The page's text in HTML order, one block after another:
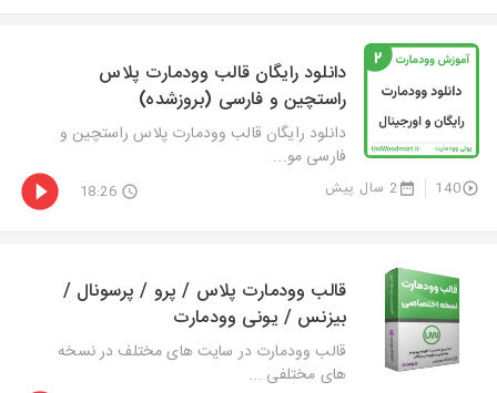
دانلود رایگان قالب وودمارت پلاس
راستچین و فارسی (بروزشده)
دانلود رایگان قالب وودمارت پلاس راستچین و
فارسی مو...
140 2 سال پیش 18:26
قالب وودمارت پلاس / پرو / پرسونال /
بیزنس / یونی وودمارت
قالب وودمارت در سایت های مختلف در نسخه
های مختلفی ...